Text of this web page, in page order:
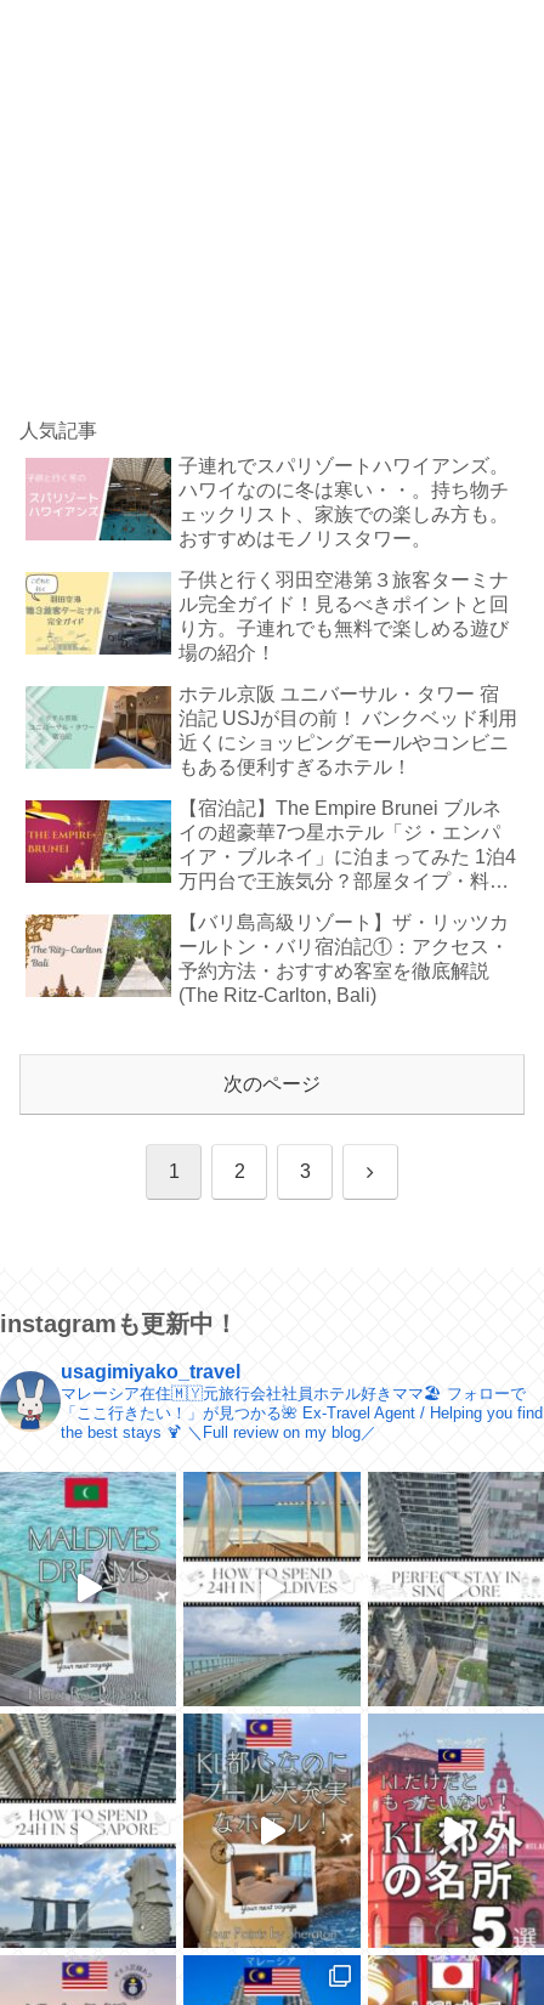
人気記事
子連れでスパリゾートハワイアンズ。
ハワイなのに冬は寒い・・。持ち物チ
ェックリスト、家族での楽しみ方も。
おすすめはモノリスタワー。
子供と行く羽田空港第３旅客ターミナ
ル完全ガイド！見るべきポイントと回
り方。子連れでも無料で楽しめる遊び
場の紹介！
ホテル京阪 ユニバーサル・タワー 宿
泊記 USJが目の前！ バンクベッド利用
近くにショッピングモールやコンビニ
もある便利すぎるホテル！
【宿泊記】The Empire Brunei ブルネ
イの超豪華7つ星ホテル「ジ・エンパ
イア・ブルネイ」に泊まってみた 1泊4
万円台で王族気分？部屋タイプ・料
【バリ島高級リゾート】ザ・リッツカ
ールトン・バリ宿泊記①：アクセス・
予約方法・おすすめ客室を徹底解説
(The Ritz-Carlton, Bali)
次のページ
1 2 3 次
instagramも更新中！
usagimiyako_travel
マレーシア在住🇲🇾元旅行会社社員ホテル好きママ🏖 フォローで
「ここ行きたい！」が見つかる🌺 Ex-Travel Agent / Helping you find
the best stays 🍹 ＼​Full review on my blog／